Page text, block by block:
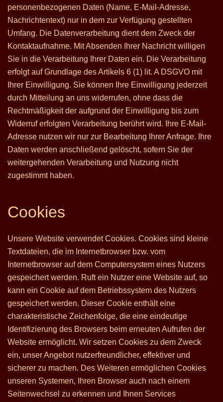
personenbezogenen Daten (Name, E-Mail-Adresse,
Nachrichtentext) nur in dem zur Verfügung gestellten
Umfang. Die Datenverarbeitung dient dem Zweck der
Kontaktaufnahme. Mit Absenden Ihrer Nachricht willigen
Sie in die Verarbeitung Ihrer Daten ein. Die Verarbeitung
erfolgt auf Grundlage des Artikels 6 (1) lit. A DSGVO mit
Ihrer Einwilligung. Sie können Ihre Einwilligung jederzeit
durch Mitteilung an uns widerrufen, ohne dass die
Rechtmäßigkeit der aufgrund der Einwilligung bis zum
Widerruf erfolgten Verarbeitung berührt wird. Ihre E-Mail-
Adresse nutzen wir nur zur Bearbeitung Ihrer Anfrage. Ihre
Daten werden anschließend gelöscht, sofern Sie der
weitergehenden Verarbeitung und Nutzung nicht
zugestimmt haben.
Cookies
Unsere Website verwendet Cookies. Cookies sind kleine
Textdateien, die im Internetbrowser bzw. vom
Internetbrowser auf dem Computersystem eines Nutzers
gespeichert werden. Ruft ein Nutzer eine Website auf, so
kann ein Cookie auf dem Betriebssystem des Nutzers
gespeichert werden. Dieser Cookie enthält eine
charakteristische Zeichenfolge, die eine eindeutige
Identifizierung des Browsers beim erneuten Aufrufen der
Website ermöglicht. Wir setzen Cookies zu dem Zweck
ein, unser Angebot nutzerfreundlicher, effektiver und
sicherer zu machen. Des Weiteren ermöglichen Cookies
unseren Systemen, Ihren Browser auch nach einem
Seitenwechsel zu erkennen und Ihnen Services